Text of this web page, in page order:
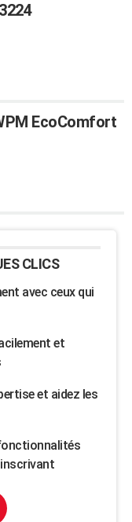
EcoComfort
CLICS
avec ceux qui
et
et aidez les